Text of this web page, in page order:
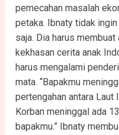
pemecahan masalah
petaka. Ibnaty tidak
saja. Dia harus
kekhasan cerita anak
harus mengalami
mata. “Bapakmu
pertengahan antara Laut
Korban meninggal ada
bapakmu.” Ibnaty